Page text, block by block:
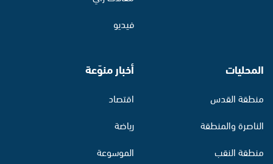
فيديو
المحليات
منطقة القدس
الناصرة والمنطقة
منطقة النقب
أخبار منوّعة
اقتصاد
رياضة
الموسوعة